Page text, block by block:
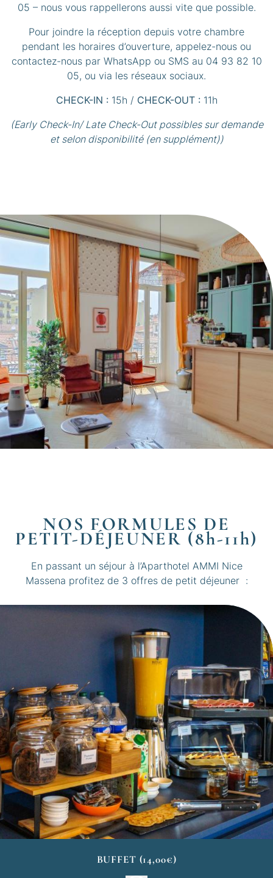
05 – nous vous rappellerons aussi vite que possible.
Pour joindre la réception depuis votre chambre
pendant les horaires d’ouverture, appelez-nous ou
contactez-nous par WhatsApp ou SMS au 04 93 82 10
05, ou via les réseaux sociaux.
CHECK-IN :15h / CHECK-OUT :11h
(Early Check-In/ Late Check-Out possibles sur demande
et selon disponibilité (en supplément))
NOS FORMULES DE
PETIT-DÉJEUNER (8h-11h)
En passant un séjour à l’Aparthotel AMMI Nice
Massena profitez de 3 offres de petit déjeuner :
BUFFET (14,00€)
Le petit déjeuner buffet vous offre le plus large